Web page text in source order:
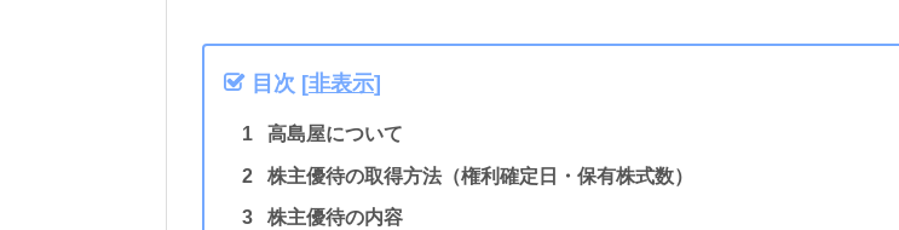
目次 [非表示]
高島屋について
株主優待の取得方法（権利確定日・保有株式数）
株主優待の内容